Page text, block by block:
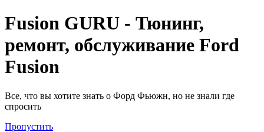
Fusion GURU - Тюнинг,
ремонт, обслуживание Ford
Fusion
Все, что вы хотите знать о Форд Фьюжн, но не знали где
спросить
Пропустить